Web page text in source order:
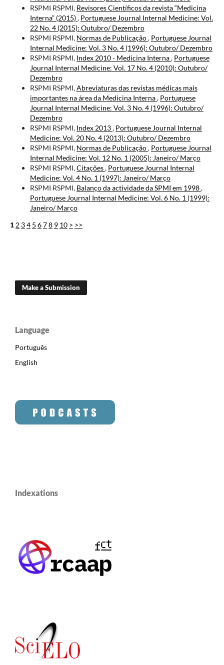
RSPMI RSPMI, Revisores Científicos da revista “Medicina
Interna” (2015), Portuguese Journal Internal Medicine: Vol.
22 No. 4 (2015): Outubro/ Dezembro
RSPMI RSPMI, Normas de Publicação, Portuguese Journal
Internal Medicine: Vol. 3 No. 4 (1996): Outubro/ Dezembro
RSPMI RSPMI, Index 2010 - Medicina Interna, Portuguese
Journal Internal Medicine: Vol. 17 No. 4 (2010): Outubro/
Dezembro
RSPMI RSPMI,Abreviaturas das revistas médicas mais
importantes na área da Medicina Interna, Portuguese
Journal Internal Medicine: Vol. 3 No. 4 (1996): Outubro/
Dezembro
RSPMI RSPMI, Index 2013, Portuguese Journal Internal
Medicine: Vol. 20 No. 4 (2013): Outubro/ Dezembro
RSPMI RSPMI, Normas de Publicação, Portuguese Journal
Internal Medicine: Vol. 12 No. 1 (2005): Janeiro/ Março
RSPMI RSPMI,Citações, Portuguese Journal Internal
Medicine: Vol. 4 No. 1 (1997): Janeiro/ Março
RSPMI RSPMI, Balanço da actividade da SPMI em 1998,
Portuguese Journal Internal Medicine: Vol. 6 No. 1 (1999):
Janeiro/ Março
1 2 34 5 678 9 10 > >>
Make a Submission
Language
Português
English
Indexations